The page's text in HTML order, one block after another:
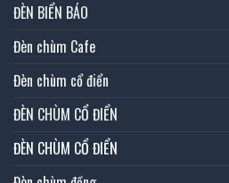
ĐÈN BIỂN BÁO
Đèn chùm Cafe
Đèn chùm cổ điển
ĐÈN CHÙM CỔ ĐIỂN
ĐÈN CHÙM CỔ ĐIỂN